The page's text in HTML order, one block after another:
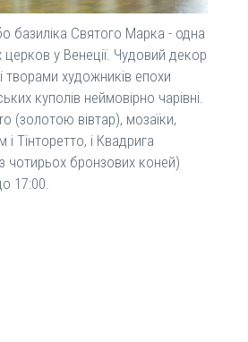
базиліка Святого Марка - одна
у Венеції. Чудовий декор
творами художників епохи
куполів неймовірно чарівні.
(золотою вівтар), мозаїки,
Тінторетто, і Квадрига
чотирьох бронзових коней)
17:00.